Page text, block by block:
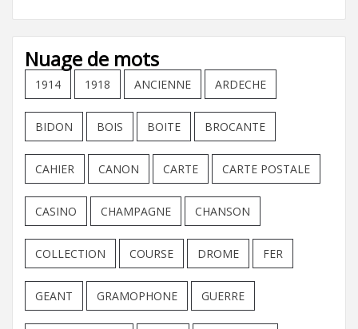
Nuage de mots
1914 1918 ANCIENNE ARDECHE
BIDON BOIS BOITE BROCANTE
CAHIER CANON CARTE CARTE POSTALE
CASINO CHAMPAGNE CHANSON
COLLECTION COURSE DROME FER
GEANT GRAMOPHONE GUERRE